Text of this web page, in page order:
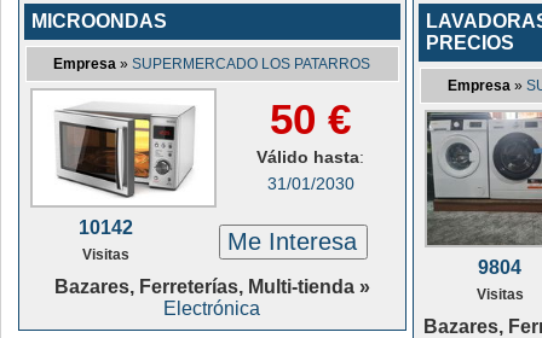
MICROONDAS
Empresa »SUPERMERCADO LOS PATARROS
50 €
Válido hasta:
31/01/2030
10142
Visitas Me Interesa
Bazares, Ferreterías, Multi-tienda »
Electrónica
PRECIOS
Empresa »
9804
Visitas
Bazares,